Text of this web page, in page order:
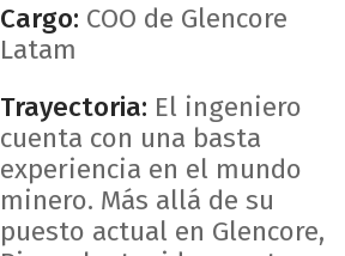
Cargo: COO de Glencore
Latam
Trayectoria: El ingeniero
cuenta con una basta
experiencia en el mundo
minero. Más allá de su
puesto actual en Glencore,